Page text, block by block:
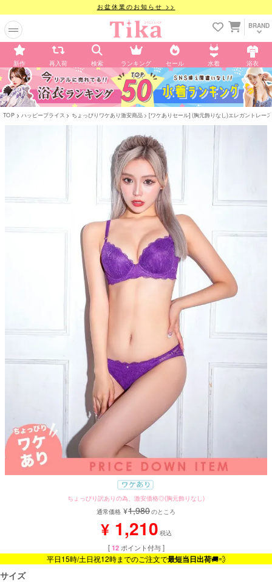
お盆休業のお知らせ >>
BRAND
新作 再入荷 検索 ランキング セール 水着 浴衣
TOP ハッピープライス ちょっぴりワケあり激安商品 [ワケありセール] (胸元飾りなし)エレガントレー
ちょっぴり訳ありの為、激安価格◎(胸元飾りなし)
通常価格 ¥1,980のところ
¥ 1,210 税込
[ 12 ポイント付与 ]
平日15時/土日祝12時までのご注文で最短当日出荷🚚💨
サイズ